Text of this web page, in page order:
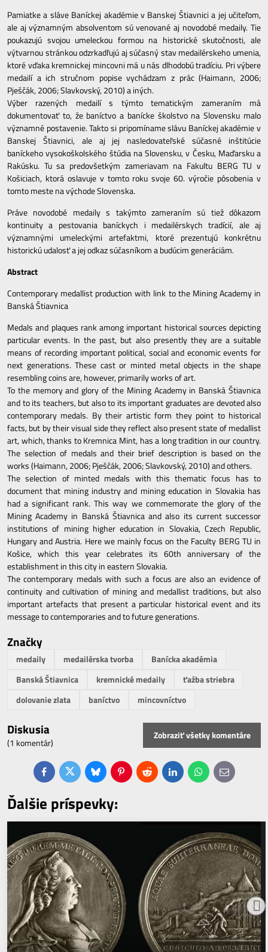
Pamiatke a sláve Baníckej akadémie v Banskej Štiavnici a jej učiteľom,
ale aj významným absolventom sú venované aj novodobé medaily. Tie
poukazujú svojou umeleckou formou na historické skutočnosti, ale
výtvarnou stránkou odzrkadľujú aj súčasný stav medailérskeho umenia,
ktoré vďaka kremnickej mincovni má u nás dlhodobú tradíciu. Pri výbere
medailí a ich stručnom popise vychádzam z prác (Haimann, 2006;
Pješčák, 2006; Slavkovský, 2010) a iných.
Výber razených medailí s týmto tematickým zameraním má
dokumentovať to, že baníctvo a banícke školstvo na Slovensku malo
významné postavenie. Takto si pripomíname slávu Baníckej akadémie v
Banskej Štiavnici, ale aj jej nasledovateľské súčasné inštitúcie
baníckeho vysokoškolského štúdia na Slovensku, v Česku, Maďarsku a
Rakúsku. Tu sa predovšetkým zameriavam na Fakultu BERG TU v
Košiciach, ktorá oslavuje v tomto roku svoje 60. výročie pôsobenia v
tomto meste na východe Slovenska.
Práve novodobé medaily s takýmto zameraním sú tiež dôkazom
kontinuity a pestovania baníckych i medailérskych tradícií, ale aj
významnými umeleckými artefaktmi, ktoré prezentujú konkrétnu
historickú udalosť a jej odkaz súčasníkom a budúcim generáciám.
Abstract
Contemporary medallist production with link to the Mining Academy in
Banská Štiavnica
Medals and plaques rank among important historical sources depicting
particular events. In the past, but also presently they are a suitable
means of recording important political, social and economic events for
next generations. These cast or minted metal objects in the shape
resembling coins are, however, primarily works of art.
To the memory and glory of the Mining Academy in Banská Štiavnica
and to its teachers, but also to its important graduates are devoted also
contemporary medals. By their artistic form they point to historical
facts, but by their visual side they reflect also present state of medallist
art, which, thanks to Kremnica Mint, has a long tradition in our country.
The selection of medals and their brief description is based on the
works (Haimann, 2006; Pješčák, 2006; Slavkovský, 2010) and others.
The selection of minted medals with this thematic focus has to
document that mining industry and mining education in Slovakia has
had a significant rank. This way we commemorate the glory of the
Mining Academy in Banská Štiavnica and also its current successor
institutions of mining higher education in Slovakia, Czech Republic,
Hungary and Austria. Here we mainly focus on the Faculty BERG TU in
Košice, which this year celebrates its 60th anniversary of the
establishment in this city in eastern Slovakia.
The contemporary medals with such a focus are also an evidence of
continuity and cultivation of mining and medallist traditions, but also
important artefacts that present a particular historical event and its
message to contemporaries and to future generations.
Značky
medaily medailérska tvorba
Banícka akadémia
Banská Štiavnica
kremnické medaily
ťažba striebra
dolovanie zlata
baníctvo mincovníctvo
Diskusia
(1 komentár)
Zobraziť všetky komentáre
FacebookTwitterBlueskyPinterestReddit LinkedInWhatsApp
E-
mail
Ďalšie príspevky: